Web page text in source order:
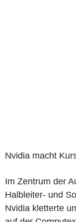
Nvidia macht
Im Zentrum der
Halbleiter- und
Nvidia kletterte